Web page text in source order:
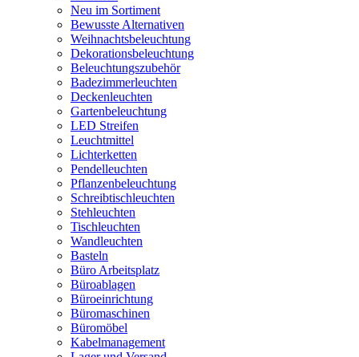
Neu im Sortiment
Bewusste Alternativen
Weihnachtsbeleuchtung
Dekorationsbeleuchtung
Beleuchtungszubehör
Badezimmerleuchten
Deckenleuchten
Gartenbeleuchtung
LED Streifen
Leuchtmittel
Lichterketten
Pendelleuchten
Pflanzenbeleuchtung
Schreibtischleuchten
Stehleuchten
Tischleuchten
Wandleuchten
Basteln
Büro Arbeitsplatz
Büroablagen
Büroeinrichtung
Büromaschinen
Büromöbel
Kabelmanagement